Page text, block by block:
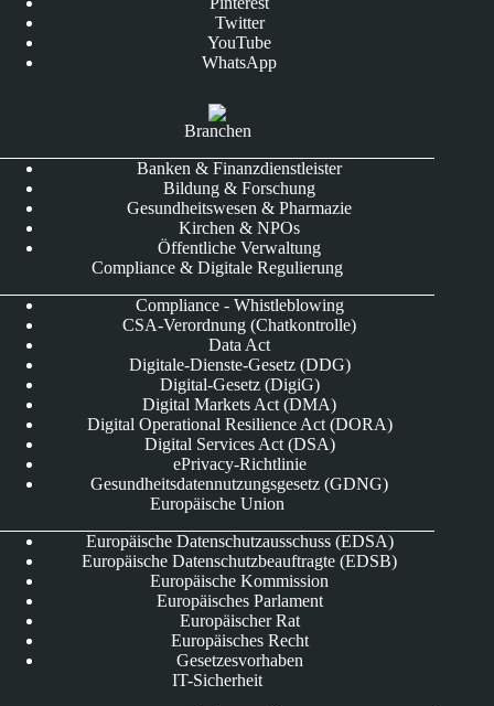
Twitter
YouTube
WhatsApp
Branchen
Banken & Finanzdienstleister
Bildung & Forschung
Gesundheitswesen & Pharmazie
Kirchen & NPOs
Öffentliche Verwaltung
Compliance & Digitale Regulierung
Compliance - Whistleblowing
CSA-Verordnung (Chatkontrolle)
Data Act
Digitale-Dienste-Gesetz (DDG)
Digital-Gesetz (DigiG)
Digital Markets Act (DMA)
Digital Operational Resilience Act (DORA)
Digital Services Act (DSA)
ePrivacy-Richtlinie
Gesundheitsdatennutzungsgesetz (GDNG)
Europäische Union
Europäische Datenschutzausschuss (EDSA)
Europäische Datenschutzbeauftragte (EDSB)
Europäische Kommission
Europäisches Parlament
Europäischer Rat
Europäisches Recht
Gesetzesvorhaben
IT-Sicherheit